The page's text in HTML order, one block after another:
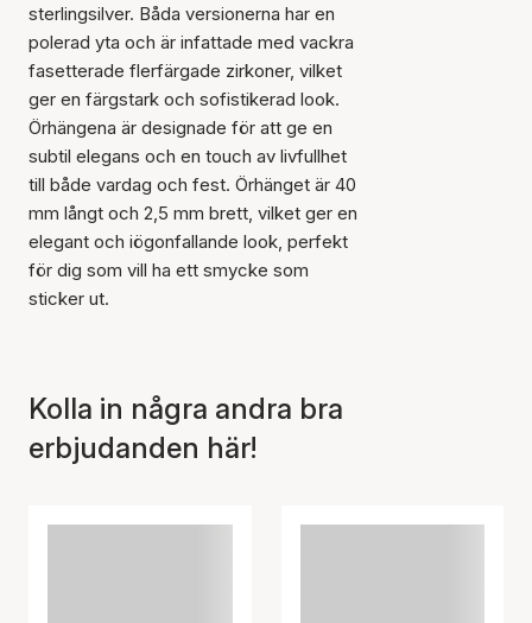
Artikeln har lagts till i
korgen
sterlingsilver. Båda versionerna har en
polerad yta och är infattade med vackra
fasetterade flerfärgade zirkoner, vilket
ger en färgstark och sofistikerad look.
Örhängena är designade för att ge en
subtil elegans och en touch av livfullhet
till både vardag och fest. Örhänget är 40
mm långt och 2,5 mm brett, vilket ger en
elegant och iögonfallande look, perfekt
för dig som vill ha ett smycke som
sticker ut.
Kolla in några andra bra
erbjudanden här!